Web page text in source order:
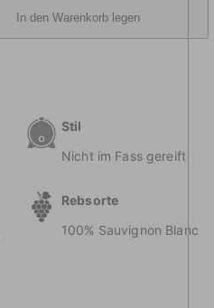
In den Warenkorb legen
Stil
Nicht im Fass gereift
Rebsorte
100% Sauvignon Blanc